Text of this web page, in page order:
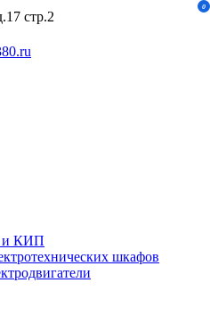
стр.2
0
и КИП
шкафов